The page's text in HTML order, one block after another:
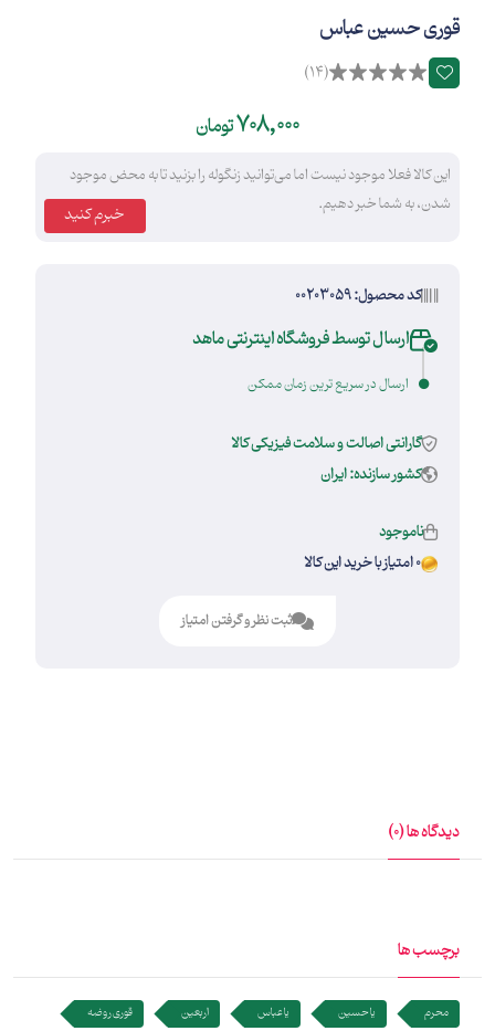
قوری حسین عباس
(14)
708,000تومان
این کالا فعلا موجود نیست اما می‌توانید زنگوله را بزنید تا به محض موجود
شدن، به شما خبر دهیم.
کد محصول: 00203059
ارسال توسط فروشگاه اینترنتی ماهد
ارسال در سریع ترین زمان ممکن
گارانتی اصالت و سلامت فیزیکی کالا
کشور سازنده: ایران
ناموجود
0 امتیاز با خرید این کالا
ثبت نظر و گرفتن امتیاز
دیدگاه ها (0)
برچسب ها
محرم یا حسین یا عباس اربعین
قوری روضه